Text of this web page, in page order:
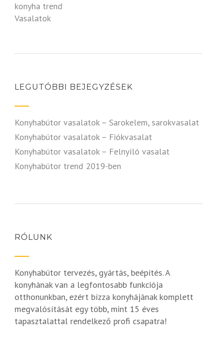
konyha trend
Vasalatok
LEGUTÓBBI BEJEGYZÉSEK
Konyhabútor vasalatok – Sarokelem, sarokvasalat
Konyhabútor vasalatok – Fiókvasalat
Konyhabútor vasalatok – Felnyíló vasalat
Konyhabútor trend 2019-ben
RÓLUNK
Konyhabútor tervezés, gyártás, beépítés. A
konyhának van a legfontosabb funkciója
otthonunkban, ezért bízza konyhájának komplett
megvalósítását egy több, mint 15 éves
tapasztalattal rendelkező profi csapatra!